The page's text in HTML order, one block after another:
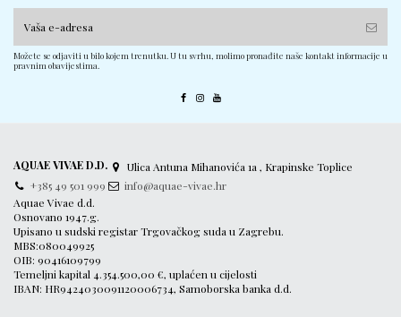
Možete se odjaviti u bilo kojem trenutku. U tu svrhu, molimo pronađite naše kontakt informacije u
pravnim obavijestima.
AQUAE VIVAE D.D.
Ulica Antuna Mihanovića 1a , Krapinske Toplice
+385 49 501 999
info@aquae-vivae.hr
Aquae Vivae d.d.
Osnovano 1947.g.
Upisano u sudski registar Trgovačkog suda u Zagrebu.
MBS:080049925
OIB: 90416109799
Temeljni kapital 4.354.500,00 €, uplaćen u cijelosti
IBAN: HR9424030091120006734, Samoborska banka d.d.